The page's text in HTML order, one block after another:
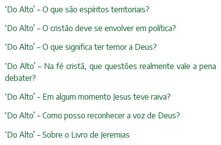
‘Do Alto’ – O que são espíritos territoriais?
‘Do Alto’ – O cristão deve se envolver em política?
‘Do Alto’ – O que significa ter temor a Deus?
‘Do Alto’ – Na fé cristã, que questões realmente vale a pena
debater?
‘Do Alto’ – Em algum momento Jesus teve raiva?
‘Do Alto’ – Como posso reconhecer a voz de Deus?
‘Do Alto’ – Sobre o Livro de Jeremias